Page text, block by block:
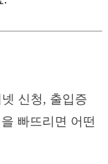
신청, 출입증
빠뜨리면 어떤